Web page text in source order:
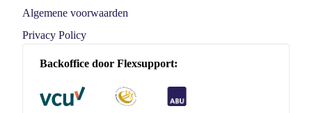
Algemene voorwaarden
Privacy Policy
Backoffice door Flexsupport: